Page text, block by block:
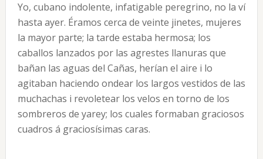
Yo, cubano indolente, infatigable peregrino, no la ví
hasta ayer. Éramos cerca de veinte jinetes, mujeres
la mayor parte; la tarde estaba hermosa; los
caballos lanzados por las agrestes llanuras que
bañan las aguas del Cañas, herían el aire i lo
agitaban haciendo ondear los largos vestidos de las
muchachas i revoletear los velos en torno de los
sombreros de yarey; los cuales formaban graciosos
cuadros á graciosísimas caras.